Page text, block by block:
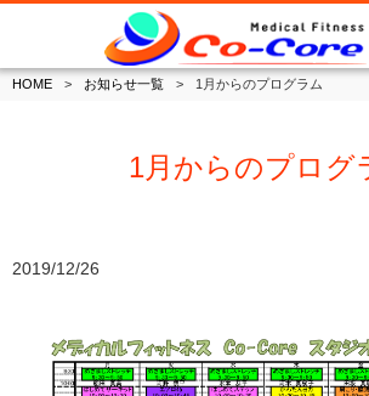
HOME お知らせ一覧 1月からのプログラム
1月からのプログ
2019/12/26